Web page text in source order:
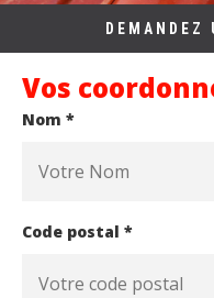
Vos
Nom *
Code postal *